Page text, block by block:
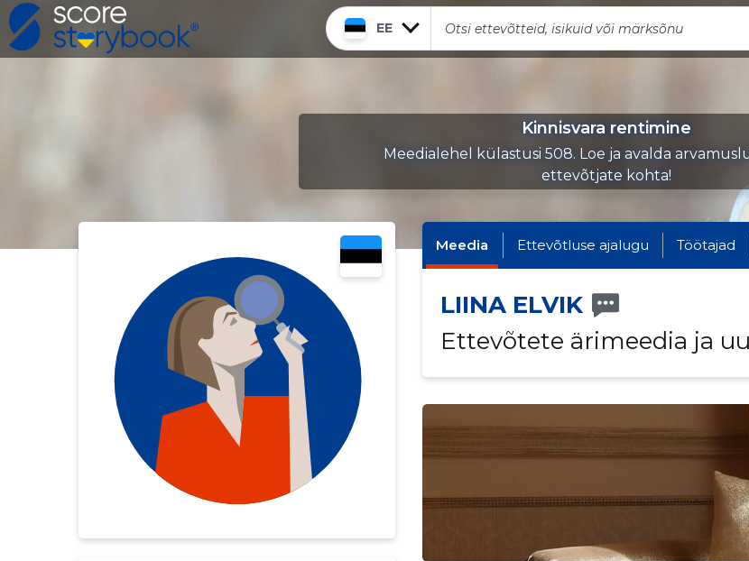
EE
Kinnisvara rentimine
Meedialehel külastusi 508. Loe ja avalda
ettevõtjate kohta!
Meedia Ettevõtluse ajalugu Töötajad
LIINA ELVIK
Ettevõtete ärimeedia ja